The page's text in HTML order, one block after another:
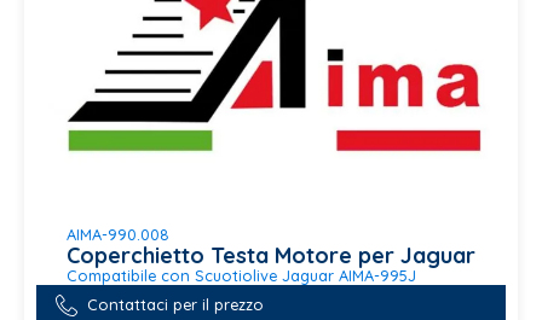
AIMA-990.008
Coperchietto Testa Motore per Jaguar
Compatibile con Scuotiolive Jaguar AIMA-995J
Contattaci per il prezzo